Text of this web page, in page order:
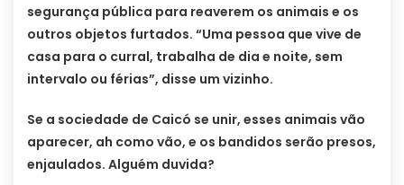
segurança pública para reaverem os animais e os
outros objetos furtados. “Uma pessoa que vive de
casa para o curral, trabalha de dia e noite, sem
intervalo ou férias”, disse um vizinho.
Se a sociedade de Caicó se unir, esses animais vão
aparecer, ah como vão, e os bandidos serão presos,
enjaulados. Alguém duvida?